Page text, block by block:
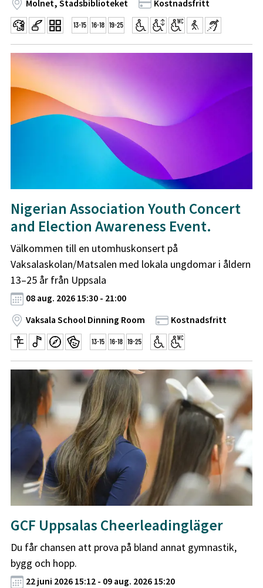
Molnet, Stadsbiblioteket Kostnadsfritt
Nigerian Association Youth Concert
and Election Awareness Event.
Välkommen till en utomhuskonsert på
Vaksalaskolan/Matsalen med lokala ungdomar i åldern
13–25 år från Uppsala
08 aug. 2026 15:30 - 21:00
Vaksala School Dinning Room
Kostnadsfritt
GCF Uppsalas Cheerleadingläger
Du får chansen att prova på bland annat gymnastik,
bygg och hopp.
22 juni 2026 15:12 - 09 aug. 2026 15:20